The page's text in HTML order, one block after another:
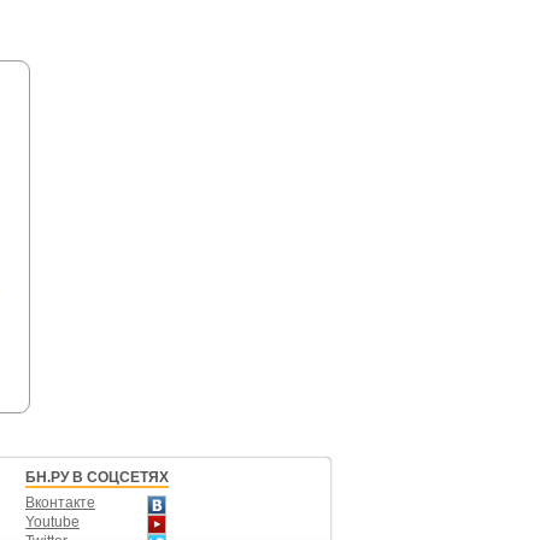
БН.РУ В СОЦСЕТЯХ
Вконтакте
Youtube